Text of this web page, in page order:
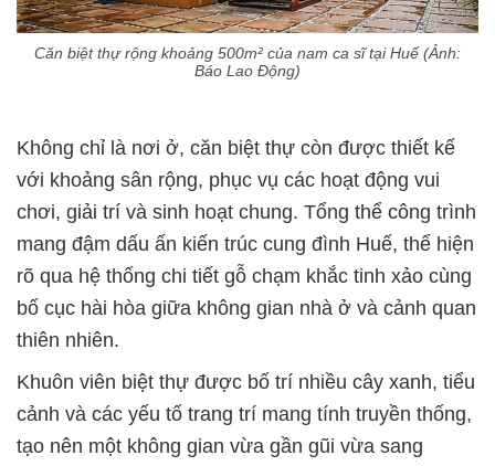
Căn biệt thự rộng khoảng 500m² của nam ca sĩ tại Huế (Ảnh:
Báo Lao Động)
Không chỉ là nơi ở, căn biệt thự còn được thiết kế
với khoảng sân rộng, phục vụ các hoạt động vui
chơi, giải trí và sinh hoạt chung. Tổng thể công trình
mang đậm dấu ấn kiến trúc cung đình Huế, thể hiện
rõ qua hệ thống chi tiết gỗ chạm khắc tinh xảo cùng
bố cục hài hòa giữa không gian nhà ở và cảnh quan
thiên nhiên.
Khuôn viên biệt thự được bố trí nhiều cây xanh, tiểu
cảnh và các yếu tố trang trí mang tính truyền thống,
tạo nên một không gian vừa gần gũi vừa sang